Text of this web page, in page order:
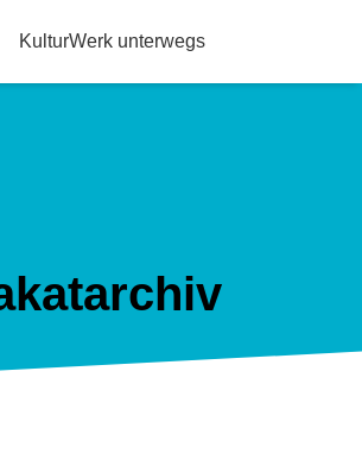
KulturWerk unterwegs